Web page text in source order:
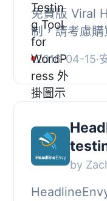
免費版 Viral
制，請考慮
很高。此外，
優化，可以在
2016-04-15·
by